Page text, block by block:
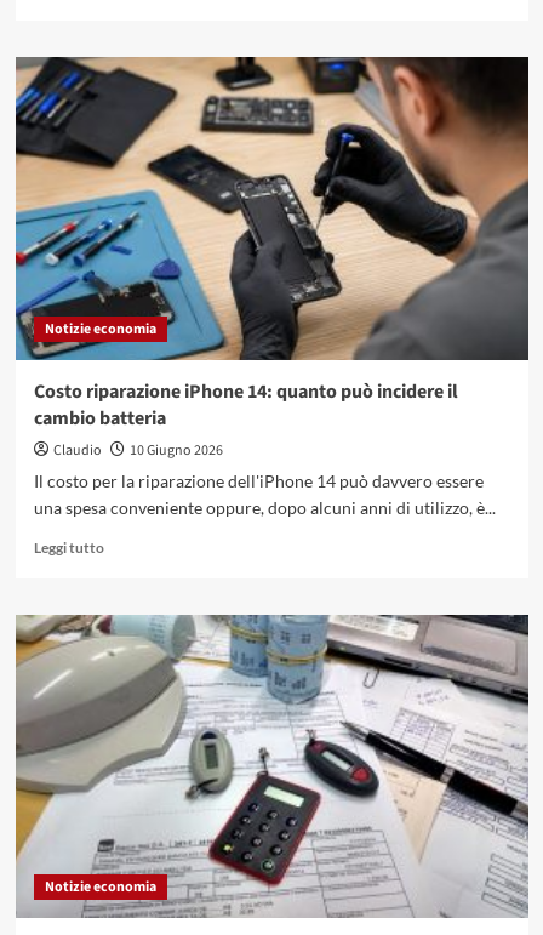
su
Cooperative
imprese
sociali
in
Italia
2026:
il
modello
che
funziona
davvero
Notizie economia
Costo riparazione iPhone 14: quanto può incidere il
cambio batteria
Claudio
10 Giugno 2026
Il costo per la riparazione dell'iPhone 14 può davvero essere
una spesa conveniente oppure, dopo alcuni anni di utilizzo, è...
Leggi tuttoLeggi
su
Costo
riparazione
iPhone
quanto
può
incidere
batteria
Notizie economia